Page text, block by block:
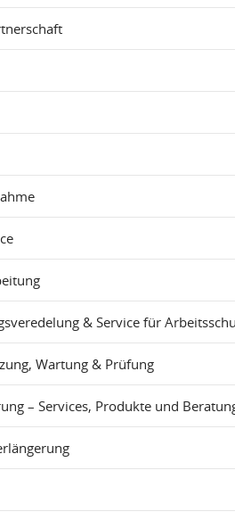
& Service für
Wartung & Prüfung
– Services, Produkte und